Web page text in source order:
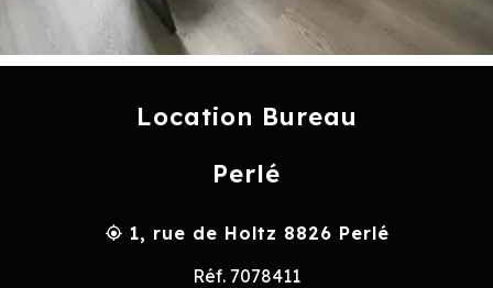
Location Bureau
Perlé
1, rue de Holtz 8826 Perlé
Réf. 7078411